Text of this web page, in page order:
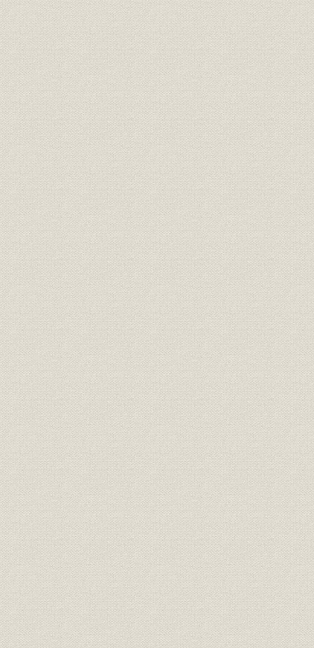
7 “本店移転を機に規律厳正”
8 “丹勝吾、解約価格の計算に奮闘”
9 “高木兼寛の印象”
10 “人員整理と業績停滞”
11 “万国衛生博覧会から感謝状届く”
12 “朝吹社長の外国人との交際”
13 “役員・代理店。社員が醵金して軍用機を献納”
14 “丸の内代理店は古河関係各社の社員福祉施設であった”
15 “長駆遠征して飛込み募集をする講習員”
16 “五〇周年を迎える”
17 “職務に殉じた女子社員”
図表
序章
表序-1-1 共済五百名社の発起人とその職業
[表]序-1-2 共済五百名社の構成員の分類
[表]序-1-3 明治生命の株式引受人と発起人
[表]序-1-4 創業時の株主(明治一四年六月創業願書記載)
[表]序-1-5 創立願書記載株主の職業
[表]序-1-6 明治14年12月31日現在の株主構成
[表]序-1-7 職業判明者の分類
[表]序-1-8 住所判明者の分類
第一章